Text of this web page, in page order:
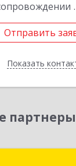
Отправить
Показать
Отправить
Назад